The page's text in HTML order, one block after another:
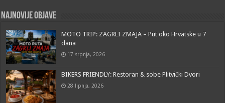
Najnovije objave
MOTO TRIP: ZAGRLI ZMAJA – Put oko Hrvatske u 7
dana
17 srpnja, 2026
BIKERS FRIENDLY: Restoran & sobe Plitvički Dvori
28 lipnja, 2026